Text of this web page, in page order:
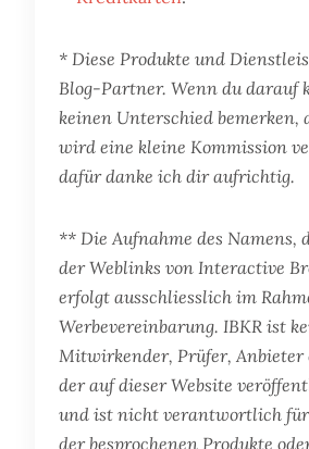
* Diese Produkte und
Blog-Partner. Wenn du darauf
keinen Unterschied bemerken,
wird eine kleine Kommission
dafür danke ich dir aufrichtig.
** Die Aufnahme des Namens,
der Weblinks von Interactive
erfolgt ausschliesslich im
Werbevereinbarung. IBKR ist
Mitwirkender, Prüfer, Anbieter
der auf dieser Website
und ist nicht verantwortlich
der besprochenen Produkte